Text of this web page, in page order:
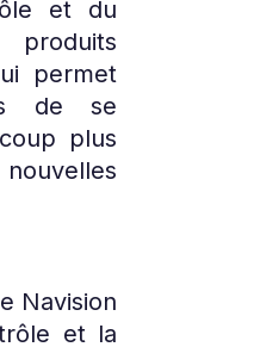
et du
permet
de se
plus
Navision
et la